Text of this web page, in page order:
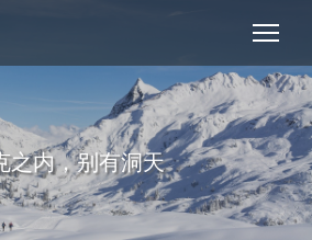
之内，别有洞天